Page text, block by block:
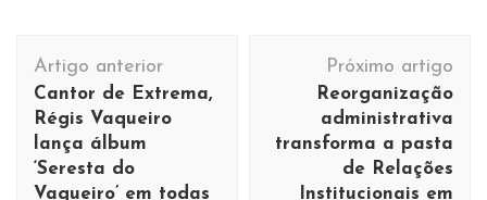
Navegação
de
post
Artigo anterior
Cantor de Extrema,
Régis Vaqueiro
lança álbum
‘Seresta do
Vaqueiro’ em todas
Próximo artigo
Reorganização
administrativa
transforma a pasta
de Relações
Institucionais em